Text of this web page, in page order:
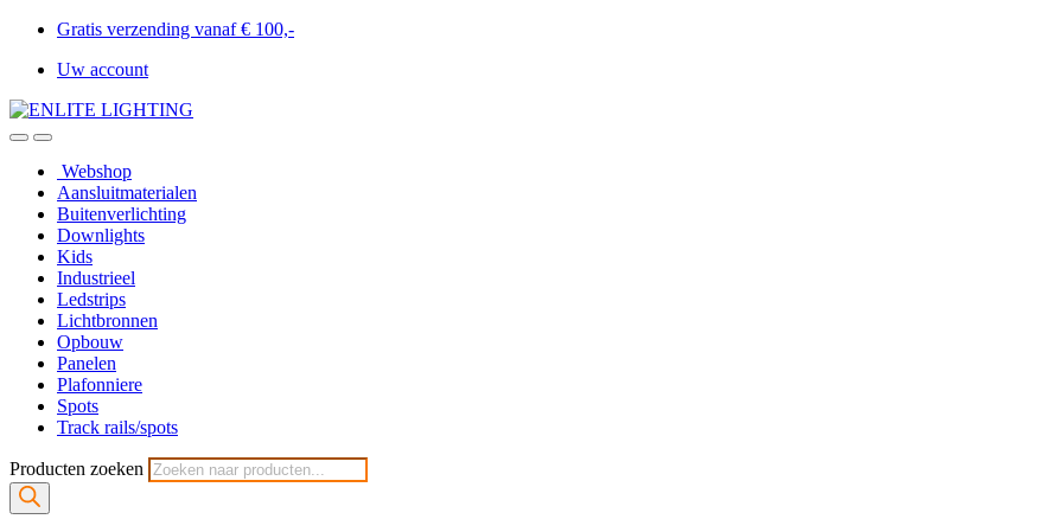
Gratis verzending vanaf € 100,-
Uw account
Webshop
Aansluitmaterialen
Buitenverlichting
Downlights
Kids
Industrieel
Ledstrips
Lichtbronnen
Opbouw
Panelen
Plafonniere
Spots
Track rails/spots
Producten zoeken